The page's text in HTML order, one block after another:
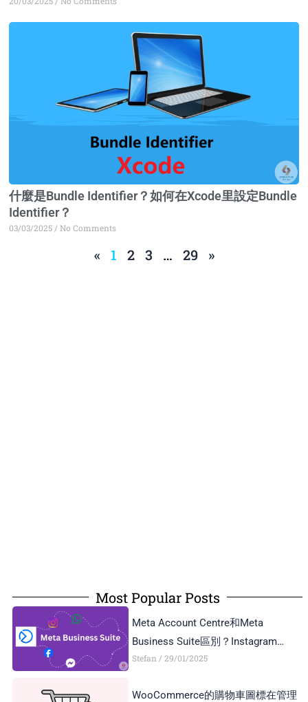
什麼是Bundle Identifier？如何在Xcode里設定Bundle
Identifier？
03/03/2025 No Comments
« 1 2 3 … 29 »
Most Popular Posts
Meta Account Centre和Meta
Business Suite區別？Instagram
Business Account和Creator Account
Stefan 29/01/2025
WooCommerce的購物車圖標在管理